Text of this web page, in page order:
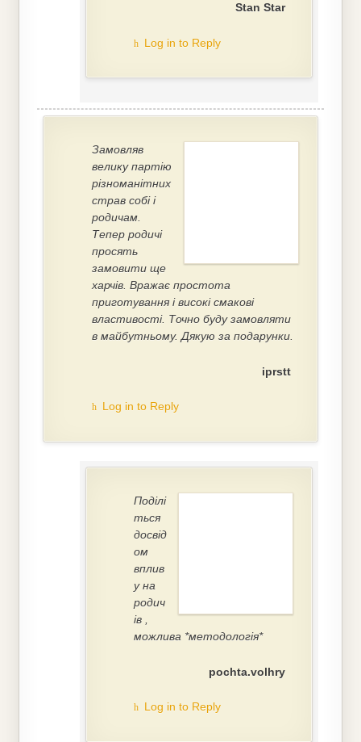
Stan Star
Log in to Reply
Замовляв
велику партію
різноманітних
страв собі і
родичам.
Тепер родичі
просять
замовити ще
харчів. Вражає простота
приготування і високі смакові
властивості. Точно буду замовляти
в майбутньому. Дякую за подарунки.
iprstt
Log in to Reply
Поділі
ться
досвід
ом
вплив
у на
родич
ів ,
можлива *методологія*
pochta.volhry
Log in to Reply